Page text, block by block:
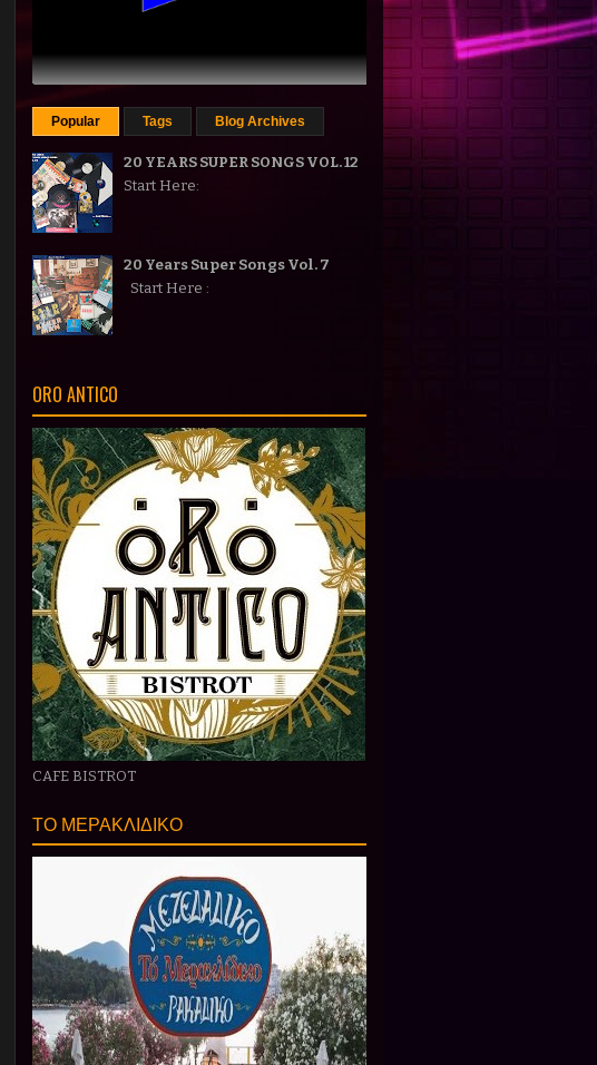
Popular Tags Blog Archives
20 YEARS SUPER SONGS VOL. 12
Start Here:
20 Years Super Songs Vol. 7
Start Here :
ORO ANTICO
CAFE BISTROT
ΤΟ ΜΕΡΑΚΛΙΔΙΚΟ